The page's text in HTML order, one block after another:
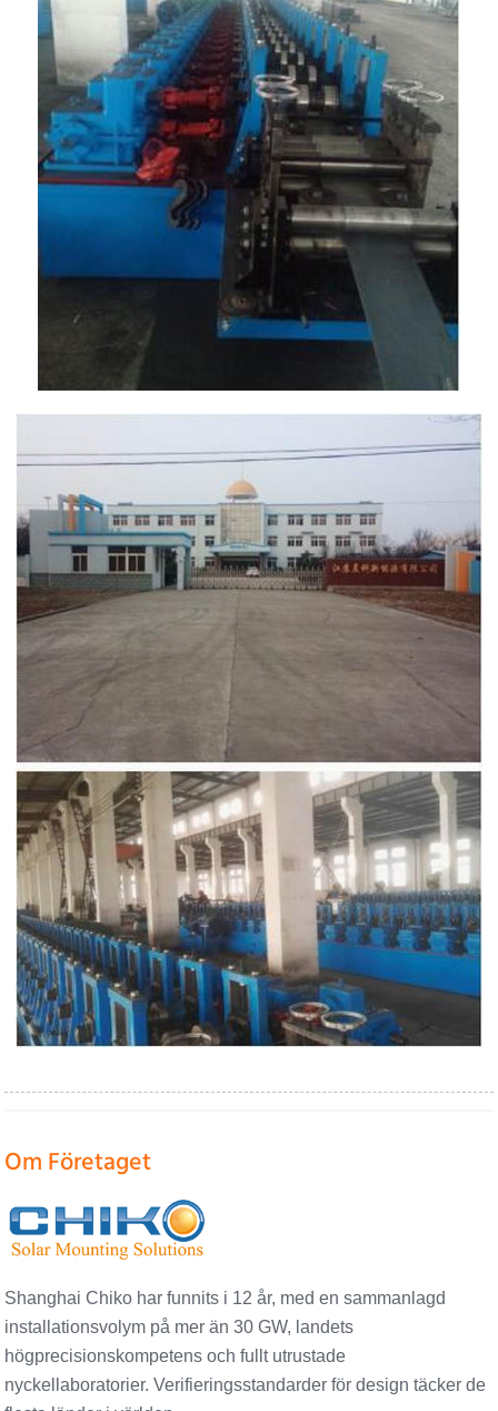
Om Företaget
Shanghai Chiko har funnits i 12 år, med en sammanlagd
installationsvolym på mer än 30 GW, landets
högprecisionskompetens och fullt utrustade
nyckellaboratorier. Verifieringsstandarder för design täcker de